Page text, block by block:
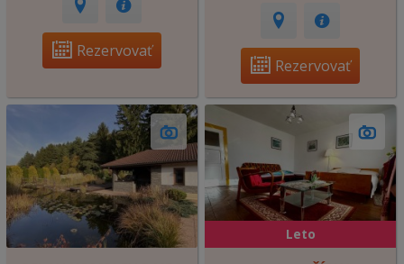
Rezervovať
Rezervovať
Leto